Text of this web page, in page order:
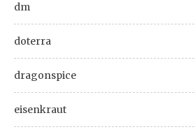
dm
doterra
dragonspice
eisenkraut